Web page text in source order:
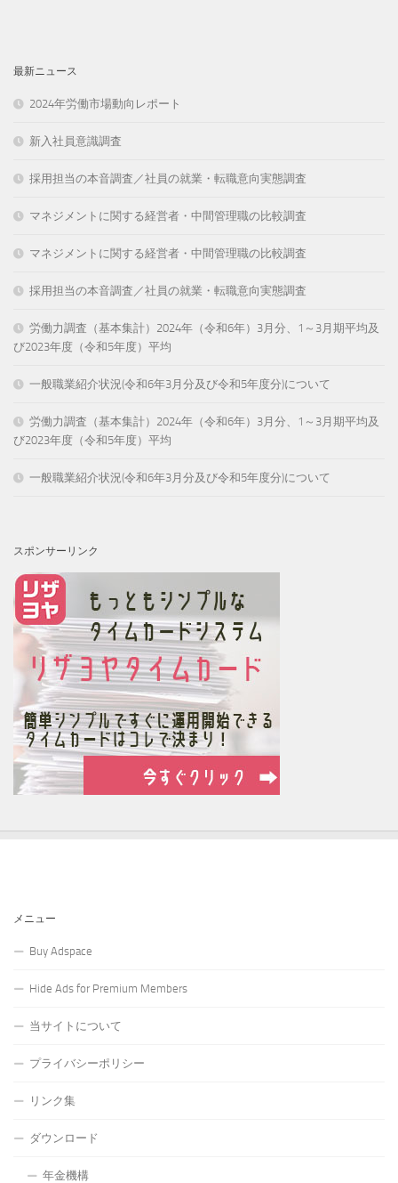
最新ニュース
2024年労働市場動向レポート
新入社員意識調査
採用担当の本音調査／社員の就業・転職意向実態調査
マネジメントに関する経営者・中間管理職の比較調査
マネジメントに関する経営者・中間管理職の比較調査
採用担当の本音調査／社員の就業・転職意向実態調査
労働力調査（基本集計）2024年（令和6年）3月分、1～3月期平均及
び2023年度（令和5年度）平均
一般職業紹介状況(令和6年3月分及び令和5年度分)について
労働力調査（基本集計）2024年（令和6年）3月分、1～3月期平均及
び2023年度（令和5年度）平均
一般職業紹介状況(令和6年3月分及び令和5年度分)について
スポンサーリンク
メニュー
Buy Adspace
Hide Ads for Premium Members
当サイトについて
プライバシーポリシー
リンク集
ダウンロード
年金機構